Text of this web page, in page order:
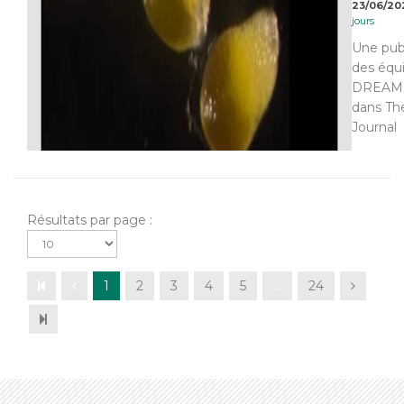
23/06/
jours
Une
des
dans
Journal
Résultats par page :
1 2 3 4 5 24